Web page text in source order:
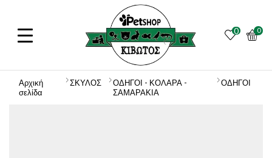
0 0
Αρχική
σελίδα
ΣΚΥΛΟΣ
ΟΔΗΓΟΙ - ΚΟΛΑΡΑ -
ΣΑΜΑΡΑΚΙΑ
ΟΔΗΓΟΙ